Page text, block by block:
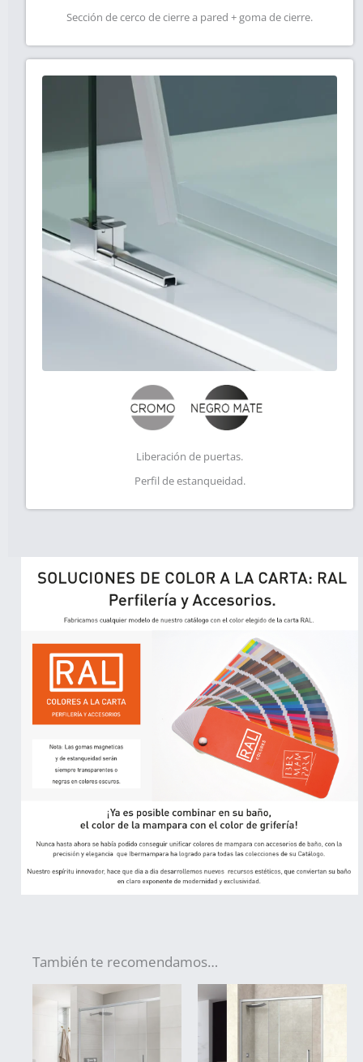
Sección de cerco de cierre a pared + goma de cierre.
Liberación de puertas.
Perfil de estanqueidad.
También te recomendamos…